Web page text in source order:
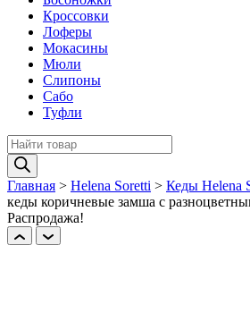
Кроссовки
Лоферы
Мокасины
Мюли
Слипоны
Сабо
Туфли
Поиск
товаров
Главная > Helena Soretti > Кеды Helena
кеды коричневые замша c
Распродажа!